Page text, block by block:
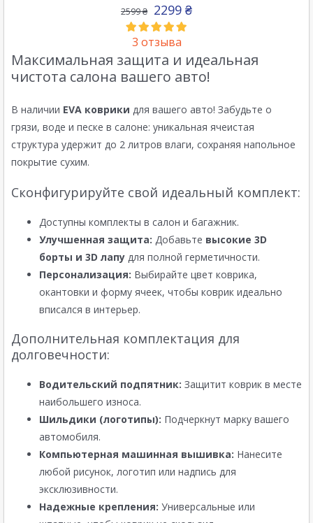
2599₴ 2299 ₴
3 отзыва
Максимальная защита и идеальная
чистота салона вашего авто!
В наличии EVA коврики для вашего авто! Забудьте о
грязи, воде и песке в салоне: уникальная ячеистая
структура удержит до 2 литров влаги, сохраняя напольное
покрытие сухим.
Сконфигурируйте свой идеальный комплект:
Доступны комплекты в салон и багажник.
Улучшенная защита: Добавьте высокие 3D
борты и 3D лапу для полной герметичности.
Персонализация: Выбирайте цвет коврика,
окантовки и форму ячеек, чтобы коврик идеально
вписался в интерьер.
Дополнительная комплектация для
долговечности:
Водительский подпятник: Защитит коврик в месте
наибольшего износа.
Шильдики (логотипы): Подчеркнут марку вашего
автомобиля.
Компьютерная машинная вышивка: Нанесите
любой рисунок, логотип или надпись для
эксклюзивности.
Надежные крепления: Универсальные или